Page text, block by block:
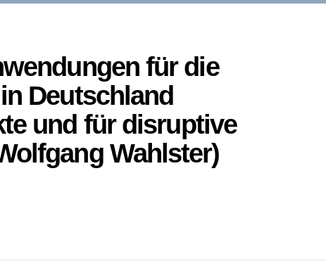
für die
Deutschland
und für disruptive
Wahlster)